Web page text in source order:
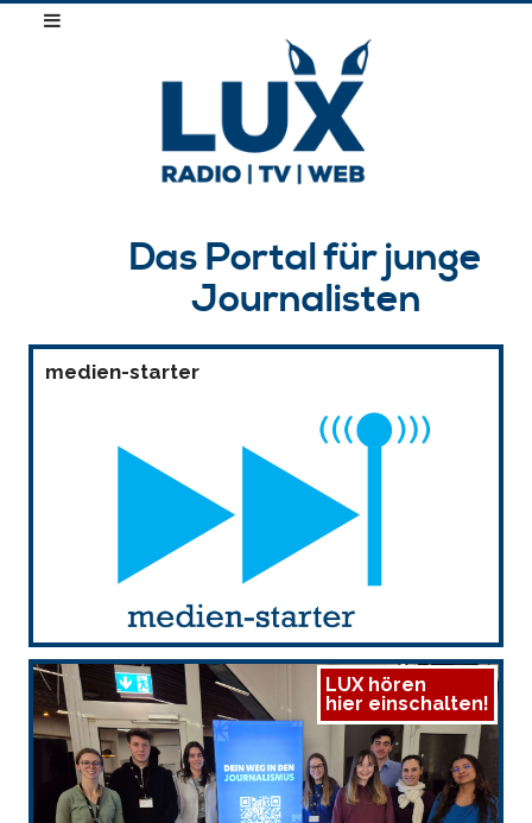
Das Portal für junge
Journalisten
medien-starter
LUX hören
hier einschalten!